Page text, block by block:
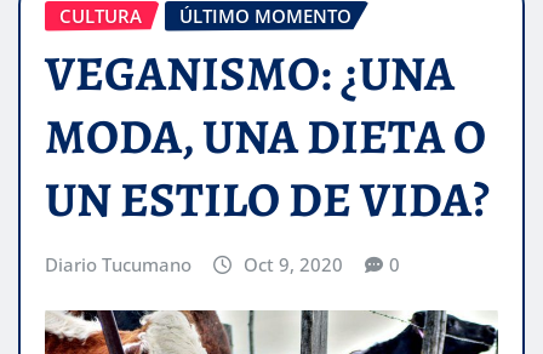
CULTURA ÚLTIMO MOMENTO
VEGANISMO: ¿UNA
MODA, UNA DIETA O
UN ESTILO DE VIDA?
Diario Tucumano Oct 9, 2020 0